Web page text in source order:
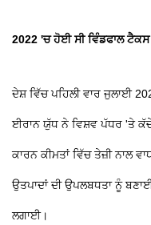
2022 'ਚ ਹੋਈ ਸੀਵਿੰਡਫਾਲ
ਦੇਸ਼ ਵਿੱਚ ਪਹਿਲੀ ਵਾਰ ਜੁਲਾਈ
ਈਰਾਨ ਯੁੱਧ ਨੇ ਵਿਸ਼ਵ ਪੱਧਰ 'ਤੇ
ਕਾਰਨ ਕੀਮਤਾਂ ਵਿੱਚ ਤੇਜ਼ੀ ਨਾਲ
ਉਤਪਾਦਾਂ ਦੀ ਉਪਲਬਧਤਾ ਨੂੰ
ਲਗਾਈ।